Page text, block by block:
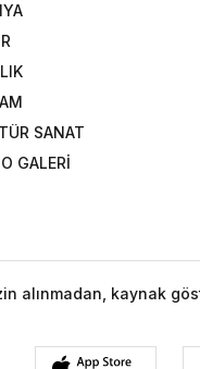
SANAT
GALERİ
alınmadan, kaynak